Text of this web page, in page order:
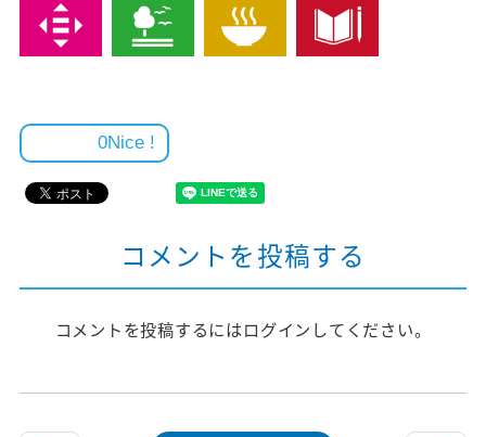
0
コメントを投稿する
コメントを投稿するにはログイン してください。